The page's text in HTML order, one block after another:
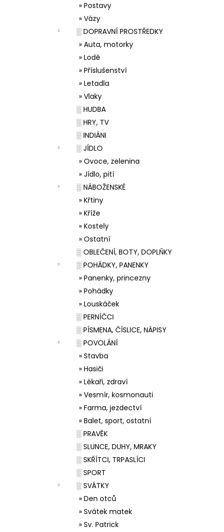
» Postavy
» Vázy
░ DOPRAVNÍ PROSTŘEDKY
» Auta, motorky
» Lodě
» Příslušenství
» Letadla
» Vlaky
░ HUDBA
░ HRY, TV
░ INDIÁNI
░ JÍDLO
» Ovoce, zelenina
» Jídlo, pití
░ NÁBOŽENSKÉ
» Křtiny
» Kříže
» Kostely
» Ostatní
░ OBLEČENÍ, BOTY, DOPLŇKY
░ POHÁDKY, PANENKY
» Panenky, princezny
» Pohádky
» Louskáček
░ PERNÍČCI
░ PÍSMENA, ČÍSLICE, NÁPISY
░ POVOLÁNÍ
» Stavba
» Hasiči
» Lékaři, zdraví
» Vesmír, kosmonauti
» Farma, jezdectví
» Balet, sport, ostatní
░ PRAVĚK
░ SLUNCE, DUHY, MRAKY
░ SKŘÍTCI, TRPASLÍCI
░ SPORT
░ SVÁTKY
» Den otců
» Svátek matek
» Sv. Patrick